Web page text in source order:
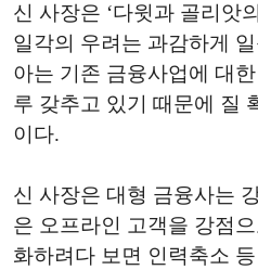
신 사장은 ‘다윗과 골리앗
일각의 우려는 과감하게
아는 기존 금융사업에 대
루 갖추고 있기 때문에 질
이다.
신 사장은 대형 금융사는
은 오프라인 고객을 강점
화하려다 보면 인력축소